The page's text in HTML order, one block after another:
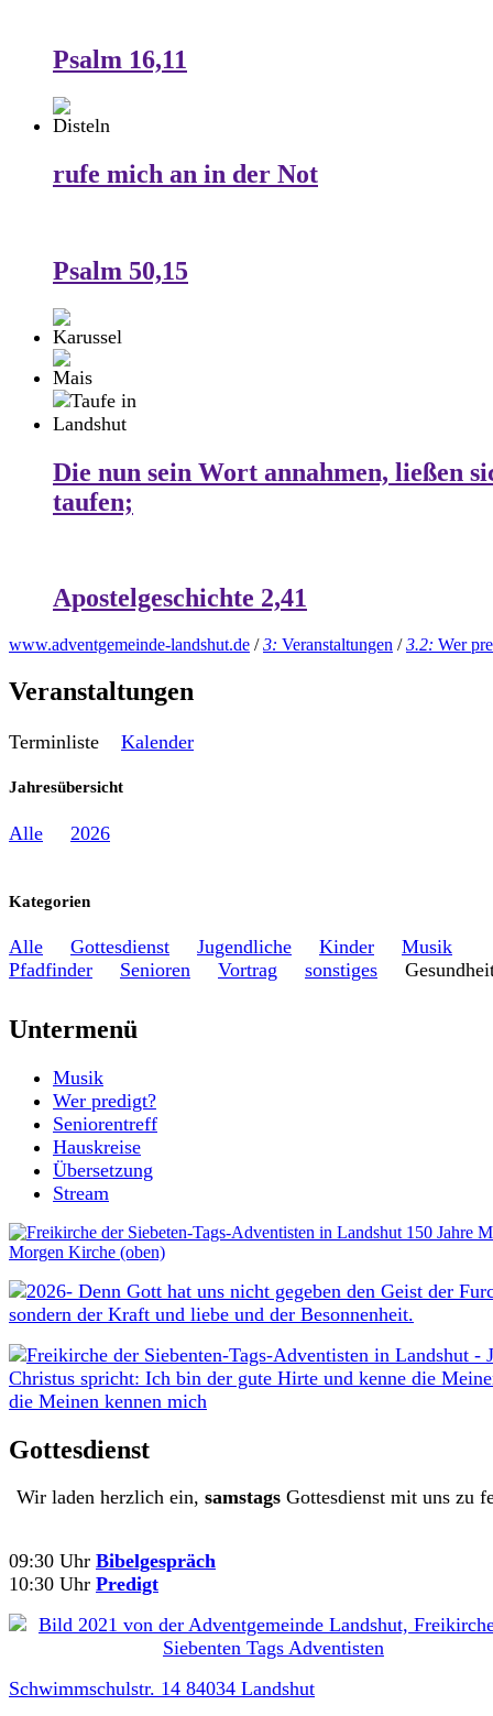
Psalm 16,11
rufe mich an in der Not
Psalm 50,15
Die nun sein Wort annahmen, ließen
taufen;
Apostelgeschichte 2,41
www.adventgemeinde-landshut.de /3: Veranstaltungen /3.2: Wer
Veranstaltungen
Terminliste Kalender
Jahresübersicht
Alle 2026
Kategorien
Alle Gottesdienst Jugendliche Kinder
Musik
Pfadfinder
Senioren Vortrag sonstiges
Untermenü
Musik
Wer predigt?
Seniorentreff
Hauskreise
Übersetzung
Stream
Gottesdienst
Wir laden herzlich ein, samstagsGottesdienst mit uns zu
09:30 Uhr Bibelgespräch
10:30 Uhr Predigt
Schwimmschulstr. 14 84034 Landshut